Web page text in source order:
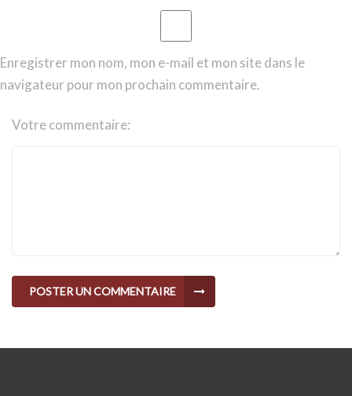
Enregistrer mon nom, mon e-mail et mon site dans le
navigateur pour mon prochain commentaire.
Votre commentaire:
POSTER UN COMMENTAIRE